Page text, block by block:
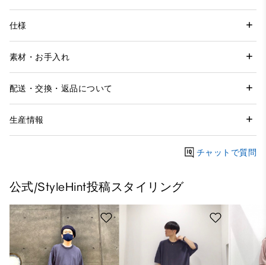
仕様
素材・お手入れ
配送・交換・返品について
生産情報
チャットで質問
公式/StyleHint投稿スタイリング